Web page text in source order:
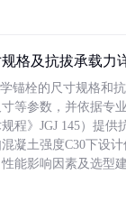
格及抗拔承载力
锚栓的尺寸规格和
等参数，并依据专
程》JGJ 145）提供
凝土强度C30下设计
能影响因素及选型